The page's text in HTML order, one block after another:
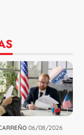
06/08/2026